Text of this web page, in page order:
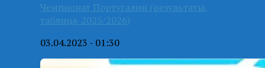
Чемпионат Португалии (результаты,
таблица-2025/2026)
03.04.2023 - 01:30